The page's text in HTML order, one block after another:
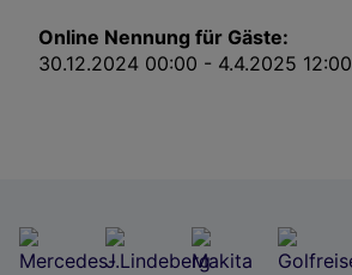
Online Nennung für Gäste:
30.12.2024 00:00 - 4.4.2025 12:00